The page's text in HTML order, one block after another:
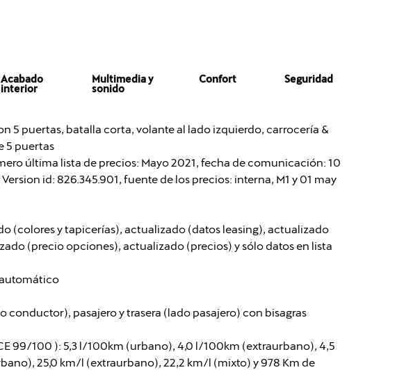
5 puertas, batalla corta, volante al lado izquierdo, carrocería &
5 puertas
última lista de precios: Mayo 2021, fecha de comunicación: 10
id: 826.345.901, fuente de los precios: interna, M1 y 01 may
(colores y tapicerías), actualizado (datos leasing), actualizado
(precio opciones), actualizado (precios) y sólo datos en lista
conductor), pasajero y trasera (lado pasajero) con bisagras
99/100 ): 5,3 l/100km (urbano), 4,0 l/100km (extraurbano), 4,5
25,0 km/l (extraurbano), 22,2 km/l (mixto) y 978 Km de
Acabado
interior
Multimedia y
sonido
Confort Seguridad